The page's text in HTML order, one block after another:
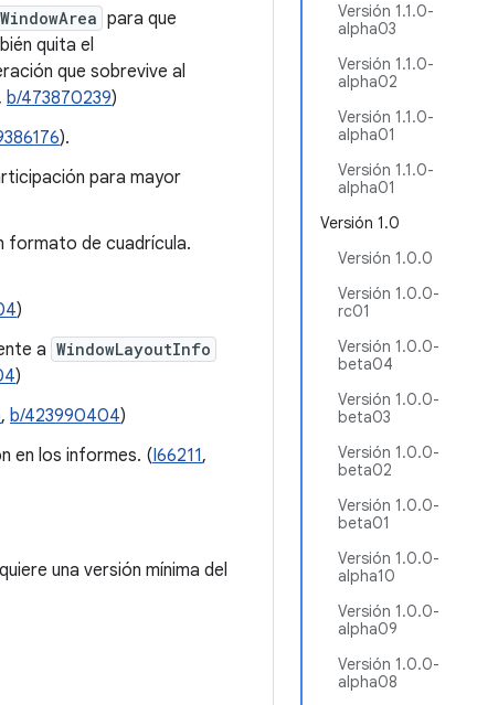
Versión 1.1.0-
alpha03
Versión 1.1.0-
alpha02
Versión 1.1.0-
alpha01
Versión 1.1.0-
alpha01
Versión 1.0
Versión 1.0.0
Versión 1.0.0-
rc01
Versión 1.0.0-
beta04
Versión 1.0.0-
beta03
Versión 1.0.0-
beta02
Versión 1.0.0-
beta01
Versión 1.0.0-
alpha10
Versión 1.0.0-
alpha09
Versión 1.0.0-
alpha08
para que
quita el
que sobrevive al
b/473870239)
).
para mayor
formato de cuadrícula.
)
a WindowLayoutInfo
)
, b/423990404)
en los informes. (I66211,
una versión mínima del